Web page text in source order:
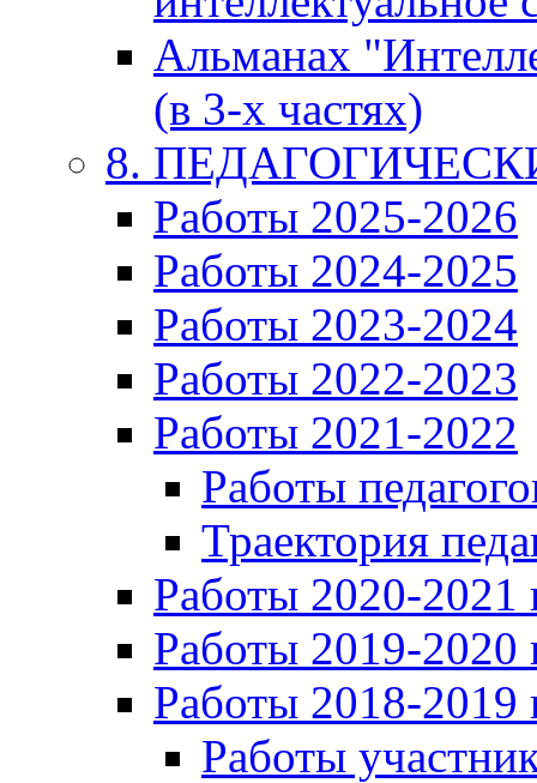
Альманах
(в 3-х частях)
8.
Работы 2025-2026
Работы 2024-2025
Работы 2023-2024
Работы 2022-2023
Работы 2021-2022
Работы
Траектория
Работы 2020-2021
Работы 2019-2020
Работы 2018-2019
Работы